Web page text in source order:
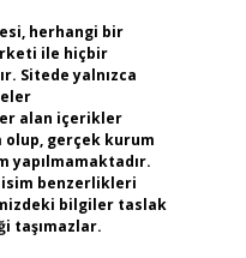
herhangi bir
ile hiçbir
Sitede yalnızca
alan içerikler
gerçek kurum
yapılmamaktadır.
benzerlikleri
bilgiler taslak
taşımazlar.